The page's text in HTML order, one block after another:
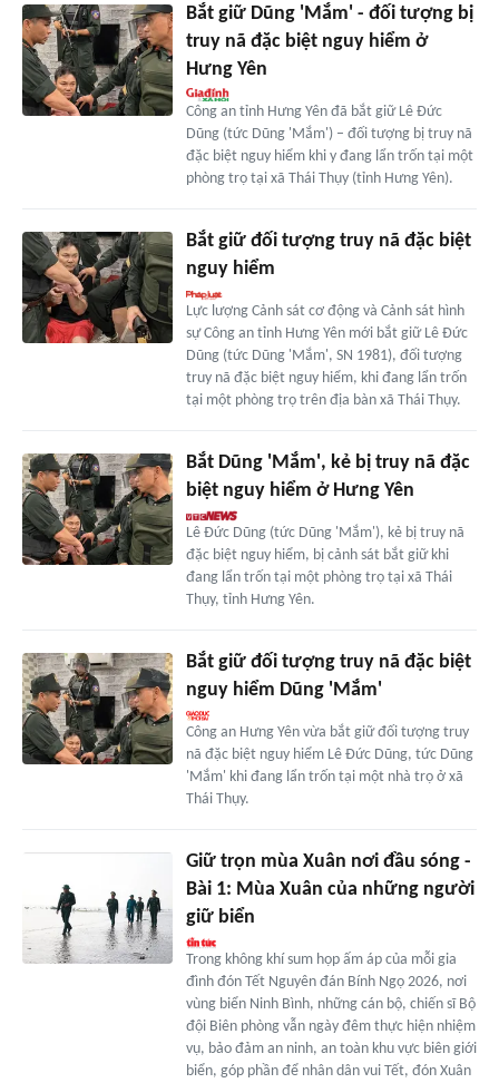
Bắt giữ Dũng 'Mắm' - đối tượng bị
truy nã đặc biệt nguy hiểm ở
Hưng Yên
Công an tỉnh Hưng Yên đã bắt giữ Lê Đức
Dũng (tức Dũng 'Mắm') – đối tượng bị truy nã
đặc biệt nguy hiểm khi y đang lẩn trốn tại một
phòng trọ tại xã Thái Thụy (tỉnh Hưng Yên).
Bắt giữ đối tượng truy nã đặc biệt
nguy hiểm
Lực lượng Cảnh sát cơ động và Cảnh sát hình
sự Công an tỉnh Hưng Yên mới bắt giữ Lê Đức
Dũng (tức Dũng 'Mắm', SN 1981), đối tượng
truy nã đặc biệt nguy hiểm, khi đang lẩn trốn
tại một phòng trọ trên địa bàn xã Thái Thụy.
Bắt Dũng 'Mắm', kẻ bị truy nã đặc
biệt nguy hiểm ở Hưng Yên
Lê Đức Dũng (tức Dũng 'Mắm'), kẻ bị truy nã
đặc biệt nguy hiểm, bị cảnh sát bắt giữ khi
đang lẩn trốn tại một phòng trọ tại xã Thái
Thụy, tỉnh Hưng Yên.
Bắt giữ đối tượng truy nã đặc biệt
nguy hiểm Dũng 'Mắm'
Công an Hưng Yên vừa bắt giữ đối tượng truy
nã đặc biệt nguy hiểm Lê Đức Dũng, tức Dũng
'Mắm' khi đang lẩn trốn tại một nhà trọ ở xã
Thái Thụy.
Giữ trọn mùa Xuân nơi đầu sóng -
Bài 1: Mùa Xuân của những người
giữ biển
Trong không khí sum họp ấm áp của mỗi gia
đình đón Tết Nguyên đán Bính Ngọ 2026, nơi
vùng biển Ninh Bình, những cán bộ, chiến sĩ Bộ
đội Biên phòng vẫn ngày đêm thực hiện nhiệm
vụ, bảo đảm an ninh, an toàn khu vực biên giới
biển, góp phần để nhân dân vui Tết, đón Xuân